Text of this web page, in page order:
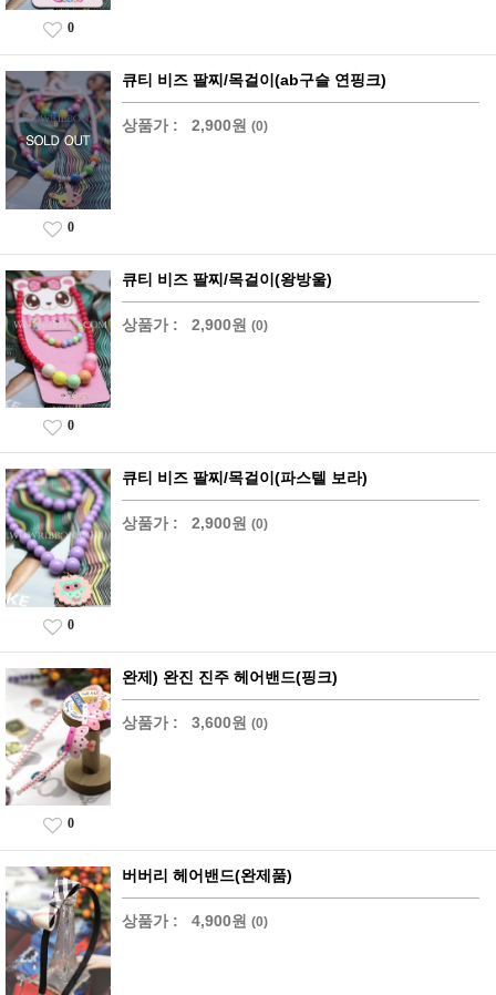
0
큐티 비즈 팔찌/목걸이(ab구슬 연핑크)
상품가 : 2,900원 (0)
0
큐티 비즈 팔찌/목걸이(왕방울)
상품가 : 2,900원 (0)
0
큐티 비즈 팔찌/목걸이(파스텔 보라)
상품가 : 2,900원 (0)
0
완제) 완진 진주 헤어밴드(핑크)
상품가 : 3,600원 (0)
0
버버리 헤어밴드(완제품)
상품가 : 4,900원 (0)